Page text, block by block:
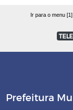
Ir para o menu [1]
Prefeitura